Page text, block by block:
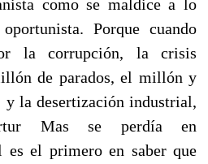
como se maldice a lo
Porque cuando
la corrupción, la crisis
de parados, el millón y
y la desertización industrial,
Mas se perdía en
es el primero en saber que